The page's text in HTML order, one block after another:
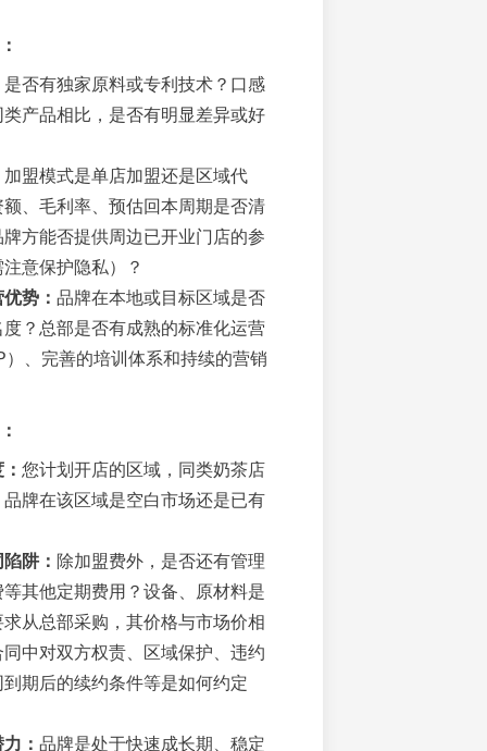
是否有独家原料或专利技术？口感
产品相比，是否有明显差异或好
加盟模式是单店加盟还是区域代
、毛利率、预估回本周期是否清
方能否提供周边已开业门店的参
意保护隐私）？
势： 品牌在本地或目标区域是否
？总部是否有成熟的标准化运营
）、完善的培训体系和持续的营销
您计划开店的区域，同类奶茶店
牌在该区域是空白市场还是已有
阱： 除加盟费外，是否还有管理
其他定期费用？设备、原材料是
从总部采购，其价格与市场价相
中对双方权责、区域保护、违约
期后的续约条件等是如何约定
： 品牌是处于快速成长期、稳定